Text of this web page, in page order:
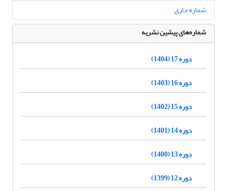
شماره جاری
شماره‌های پیشین نشریه
دوره 17 (1404)
دوره 16 (1403)
دوره 15 (1402)
دوره 14 (1401)
دوره 13 (1400)
دوره 12 (1399)